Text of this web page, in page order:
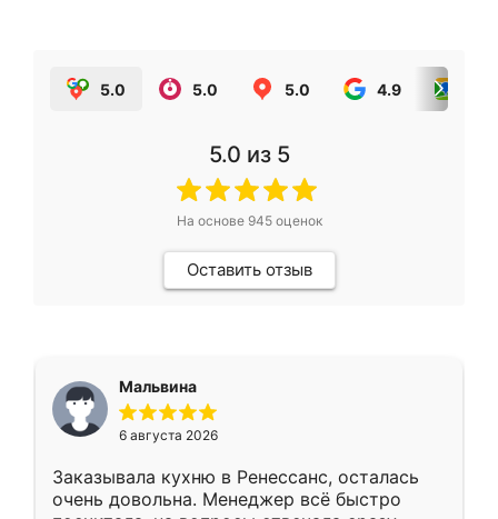
5.0 5.0 5.0 4.9
5.0 из 5
На основе 945оценок
Оставить отзыв
Мальвина
6 августа 2026
Заказывала кухню в Ренессанс, осталась
очень довольна. Менеджер всё быстро